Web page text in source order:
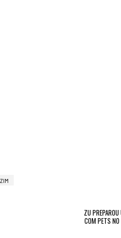
ZU
COM PETS NO